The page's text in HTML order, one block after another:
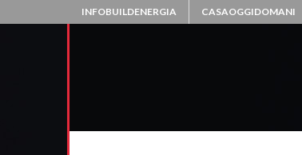
INFOBUILDENERGIA CASAOGGIDOMANI